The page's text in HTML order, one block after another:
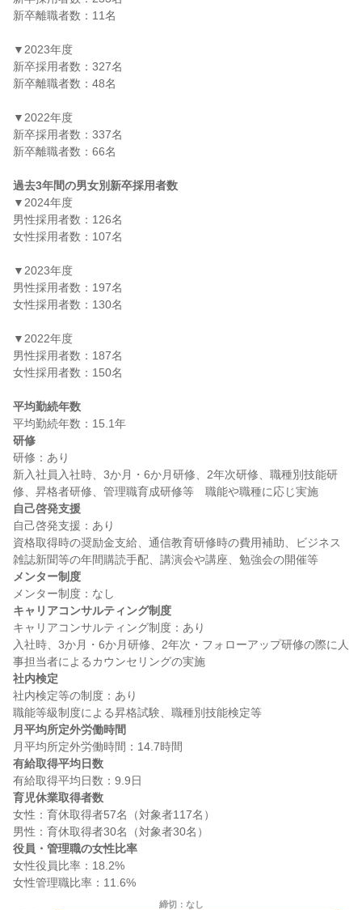
新卒離職者数：11名
▼2023年度
新卒採用者数：327名
新卒離職者数：48名
▼2022年度
新卒採用者数：337名
新卒離職者数：66名
過去3年間の男女別新卒採用者数
▼2024年度
男性採用者数：126名
女性採用者数：107名
▼2023年度
男性採用者数：197名
女性採用者数：130名
▼2022年度
男性採用者数：187名
女性採用者数：150名
平均勤続年数
研修
研修：あり
新入社員入社時、3か月・6か月研修、2年次研修、職種別技能研
自己啓発支援
自己啓発支援：あり
資格取得時の奨励金支給、通信教育研修時の費用補助、ビジネス
メンター制度
キャリアコンサルティング制度
キャリアコンサルティング制度：あり
入社時、3か月・6か月研修、2年次・フォローアップ研修の際に人
社内検定
社内検定等の制度：あり
月平均所定外労働時間
有給取得平均日数
育児休業取得者数
女性：育休取得者57名（対象者117名）
役員・管理職の女性比率
女性役員比率：18.2%
締切：なし